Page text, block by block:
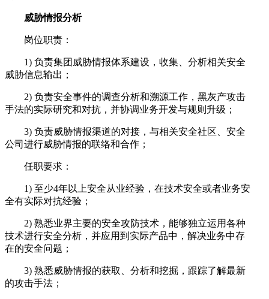
威胁情报分析
岗位职责：
1) 负责集团威胁情报体系建设，收集、分析相关安全
威胁信息输出；
2) 负责安全事件的调查分析和溯源工作，黑灰产攻击
手法的实际研究和对抗，并协调业务开发与规则升级；
3) 负责威胁情报渠道的对接，与相关安全社区、安全
公司进行威胁情报的联络和合作；
任职要求：
1) 至少4年以上安全从业经验，在技术安全或者业务安
全有实际对抗经验；
2) 熟悉业界主要的安全攻防技术，能够独立运用各种
技术进行安全分析，并应用到实际产品中，解决业务中存
在的安全问题；
3) 熟悉威胁情报的获取、分析和挖掘，跟踪了解最新
的攻击手法；